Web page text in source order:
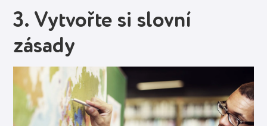
3. Vytvořte si slovní
zásady